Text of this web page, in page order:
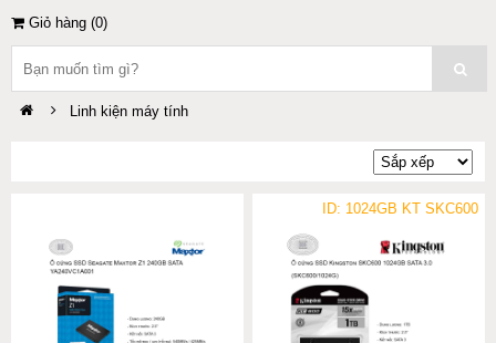
Giỏ hàng (0)
Linh kiện máy tính
ID: 1024GB KT SKC600